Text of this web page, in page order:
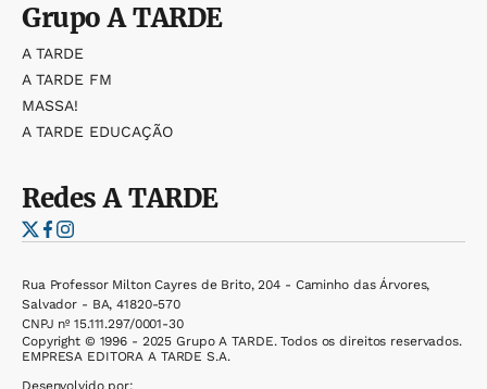
GrupoA TARDE
A TARDE
A TARDE FM
MASSA!
A TARDE EDUCAÇÃO
RedesA TARDE
Rua Professor Milton Cayres de Brito, 204 - Caminho das Árvores,
Salvador - BA, 41820-570
CNPJ nº 15.111.297/0001-30
Copyright © 1996 - 2025 Grupo A TARDE. Todos os direitos reservados.
EMPRESA EDITORA A TARDE S.A.
Desenvolvido por: